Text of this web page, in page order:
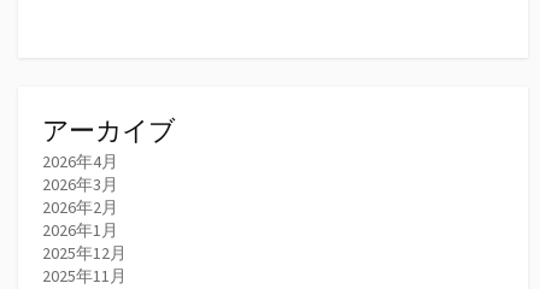
アーカイブ
2026年4月
2026年3月
2026年2月
2026年1月
2025年12月
2025年11月